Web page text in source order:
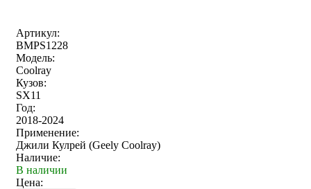
Артикул:
BMPS1228
Модель:
Coolray
Кузов:
SX11
Год:
2018-2024
Применение:
Джили Кулрей (Geely Coolray)
Наличие:
В наличии
Цена: